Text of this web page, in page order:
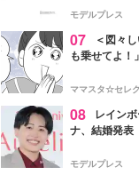
モデルプレス
07
＜図々
も乗せてよ！
ママスタ☆セレ
08
レイン
ナ、結婚発表
点変更のため
モデルプレス